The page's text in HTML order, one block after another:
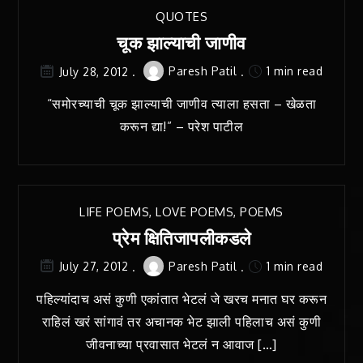
QUOTES
चूक झाल्याची जाणीव
July 28, 2012 Paresh Patil 1 min read
“समोरच्याची चूक झाल्याची जाणीव त्याला हसता – खेळता
करून द्या!” – परेश पाटील
LIFE POEMS,LOVE POEMS,POEMS
प्रेम क्षितिजापलीकडले
July 27, 2012 Paresh Patil 1 min read
पहिल्यांदाच असं कुणी एकांतात भेटलं जे खरच मनात घर करून
राहिलं खरं सांगावं तर अचानक भेट झाली पहिलाच असं कुणी
जीवनाच्या प्रवासात भेटलं न आवाज […]